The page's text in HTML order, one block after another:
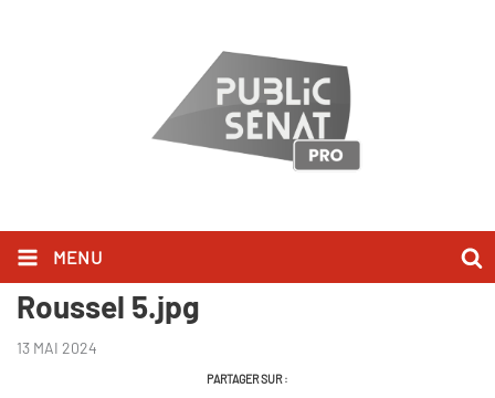
MENU
LUkraine au coeur (c) Marc
Roussel 5.jpg
13 MAI 2024
PARTAGER SUR :